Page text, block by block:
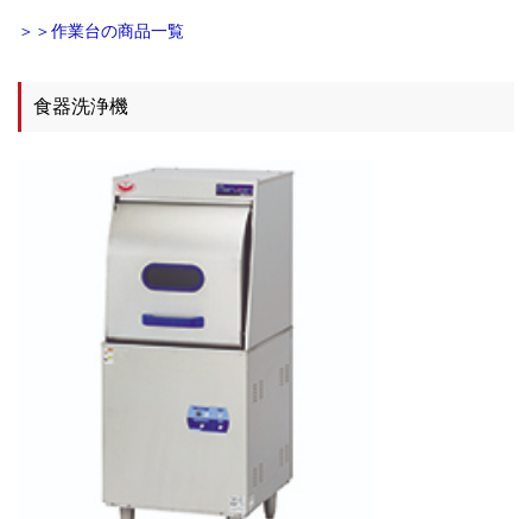
＞＞作業台の商品一覧
食器洗浄機